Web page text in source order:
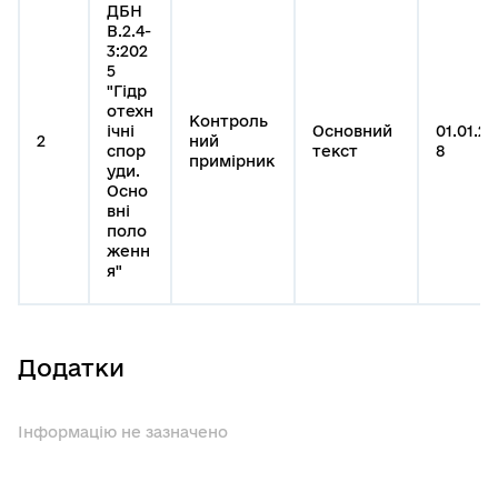
2
ДБН
В.2.4-
3:202
5
"Гідр
отехн
ічні
спор
уди.
Осно
вні
поло
женн
я"
Контроль
ний
примірник
Основний
текст
8
Додатки
Інформацію не зазначено